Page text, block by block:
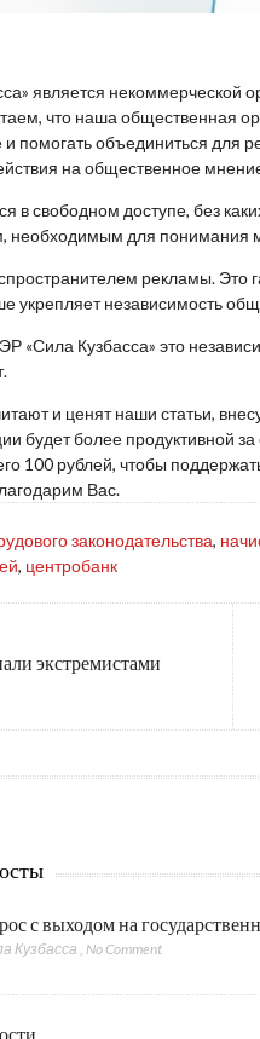
является некоммерческой
что наша общественная
и помогать объединиться
на общественное
в свободном доступе, без
необходимым для понимания
рекламы. Это
укрепляет независимость
«Сила Кузбасса» это
и ценят наши статьи,
будет более продуктивной
100 рублей, чтобы
Вас.
законодательства,
, центробанк
экстремистами
с выходом на
Кузбасса ,No Comment